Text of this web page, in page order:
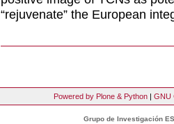
“rejuvenate” the European
Powered by Plone & Python | GNU
Grupo de Investigación